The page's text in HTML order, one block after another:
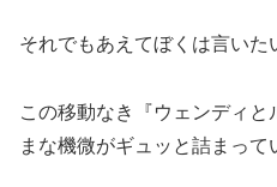
それでもあえてぼくは言いた
この移動なき『ウェンディ
まな機微がギュッと詰まって